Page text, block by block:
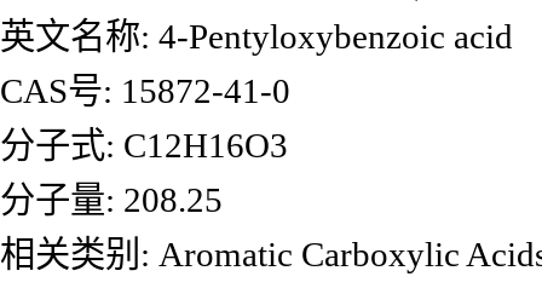
英文名称: 4-Pentyloxybenzoic acid
CAS号: 15872-41-0
分子式: C12H16O3
分子量: 208.25
相关类别: Aromatic Carboxylic